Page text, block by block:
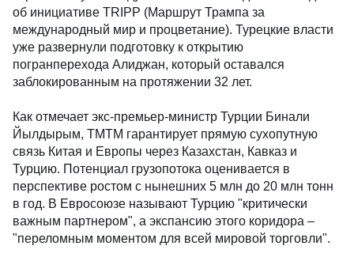
об инициативе TRIPP (Маршрут Трампа за
международный мир и процветание). Турецкие власти
уже развернули подготовку к открытию
погранперехода Алиджан, который оставался
заблокированным на протяжении 32 лет.
Как отмечает экс-премьер-министр Турции Бинали
Йылдырым, ТМТМ гарантирует прямую сухопутную
связь Китая и Европы через Казахстан, Кавказ и
Турцию. Потенциал грузопотока оценивается в
перспективе ростом с нынешних 5 млн до 20 млн тонн
в год. В Евросоюзе называют Турцию "критически
важным партнером", а экспансию этого коридора –
"переломным моментом для всей мировой торговли".